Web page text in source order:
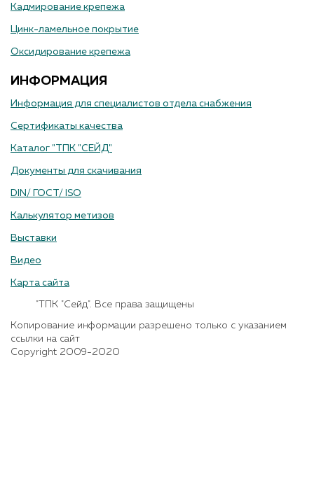
Кадмирование крепежа
Цинк-ламельное покрытие
Оксидирование крепежа
ИНФОРМАЦИЯ
Информация для специалистов отдела снабжения
Сертификаты качества
Каталог "ТПК "СЕЙД"
Документы для скачивания
DIN/ ГОСТ/ ISO
Калькулятор метизов
Выставки
Видео
Карта сайта
"ТПК "Сейд". Все права защищены
Копирование информации разрешено только с указанием
ссылки на сайт
Copyright 2009-2020